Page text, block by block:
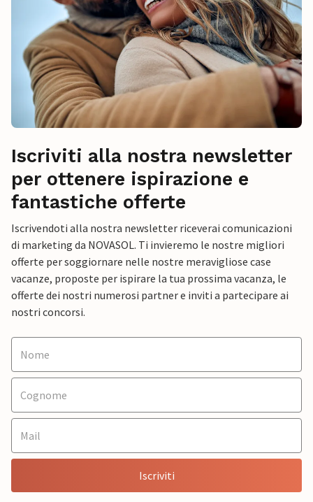
Iscriviti alla nostra newsletter
per ottenere ispirazione e
fantastiche offerte
Iscrivendoti alla nostra newsletter riceverai comunicazioni
di marketing da NOVASOL. Ti invieremo le nostre migliori
offerte per soggiornare nelle nostre meravigliose case
vacanze, proposte per ispirare la tua prossima vacanza, le
offerte dei nostri numerosi partner e inviti a partecipare ai
nostri concorsi.
Iscriviti